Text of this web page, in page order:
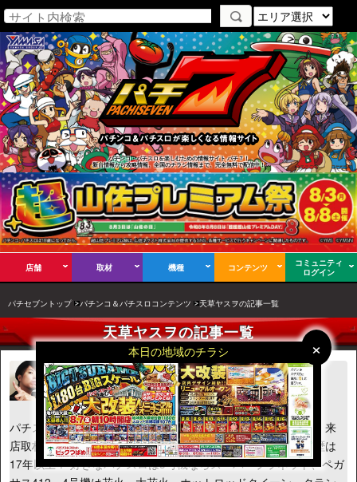
×
×
本日の地域のチラシ
パチンコ・パチスロを楽しむための情報サイト パチ７！
新台情報から攻略情報、全国のチラシ情報まで、完全無料で配信中！
店舗 取材 機種 コンテンツ
コミュニティ
ログイン
パチセブントップ パチンコ＆パチスロコンテンツ 天草ヤスヲの記事一覧
天草ヤスヲの記事一覧
天草ヤスヲ
代表作：天草ヤスヲのブッコミ回胴記
パチスロ7連載中の苦愛シリーズ連載100回突破！DVDや動画、来
店取材や百鬼夜行なども積極的に参加する漫画家！ パチスロ歴は
17年以上！ 好きなパチスロは3号機ならスーパープラネット、ペガ